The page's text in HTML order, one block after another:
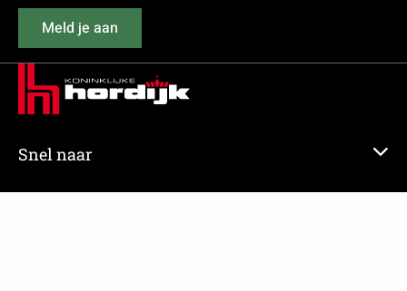
(Vereist)
Meld je aan
Snel naar
Veel bezocht